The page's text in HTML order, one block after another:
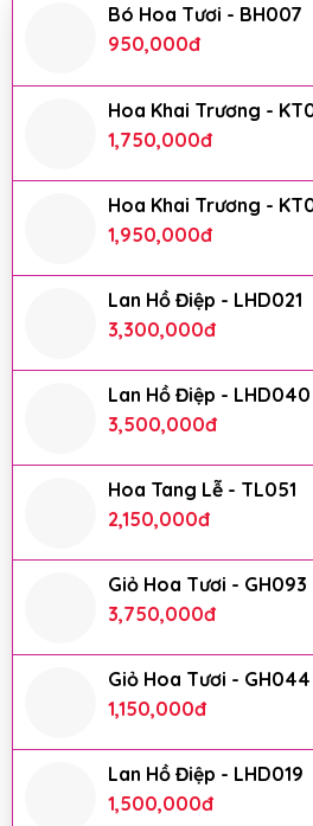
Bó Hoa Tươi - BH007
950,000đ
Hoa Khai Trương -
1,750,000đ
Hoa Khai Trương -
1,950,000đ
Lan Hồ Điệp - LHD021
3,300,000đ
Lan Hồ Điệp - LHD040
3,500,000đ
Hoa Tang Lễ - TL051
2,150,000đ
Giỏ Hoa Tươi - GH093
3,750,000đ
Giỏ Hoa Tươi - GH044
1,150,000đ
Lan Hồ Điệp - LHD019
1,500,000đ